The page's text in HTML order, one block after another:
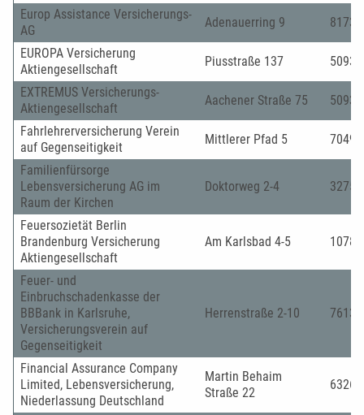
Europ Assistance Versicherungs-
AG
Adenauerring 9
81737
EUROPA Versicherung
Aktiengesellschaft
Piusstraße 137
50931
EXTREMUS Versicherungs-
Aktiengesellschaft
Aachener Straße 75
50931
Fahrlehrerversicherung Verein
auf Gegenseitigkeit
Mittlerer Pfad 5
70499
Familienfürsorge
Lebensversicherung AG im
Raum der Kirchen
Doktorweg 2-4 32756
Feuersozietät Berlin
Brandenburg Versicherung
Aktiengesellschaft
Am Karlsbad 4-5 10785
Feuer- und
Einbruchschadenkasse der
BBBank in Karlsruhe,
Versicherungsverein auf
Gegenseitigkeit
Herrenstraße 2-10 76133
Financial Assurance Company
Limited, Lebensversicherung,
Niederlassung Deutschland
Martin Behaim
Straße 22
63263